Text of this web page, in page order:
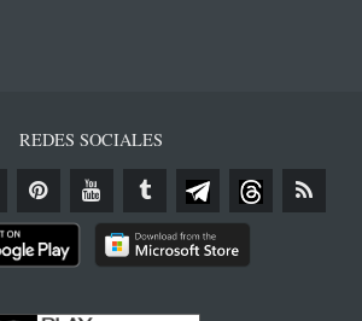
REDES SOCIALES